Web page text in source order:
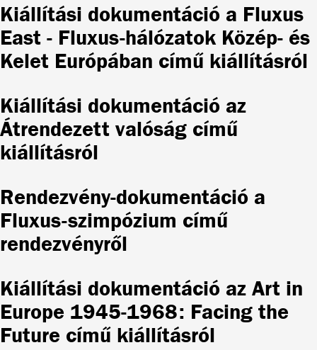
Kiállítási dokumentáció a Fluxus
East - Fluxus-hálózatok Közép- és
Kelet Európában című kiállításról
Kiállítási dokumentáció az
Átrendezett valóság című
kiállításról
Rendezvény-dokumentáció a
Fluxus-szimpózium című
rendezvényről
Kiállítási dokumentáció az Art in
Europe 1945-1968: Facing the
Future című kiállításról